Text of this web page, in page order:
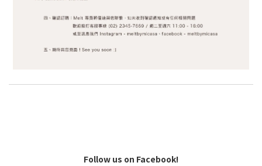
Follow us on Facebook!